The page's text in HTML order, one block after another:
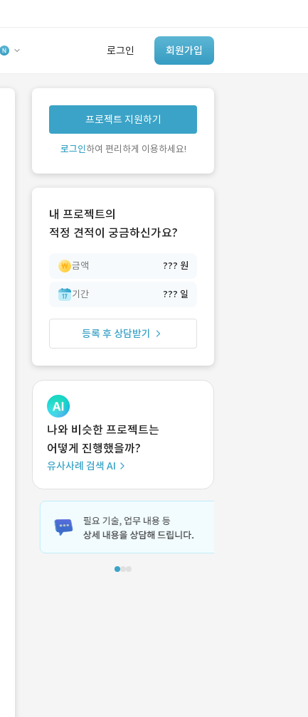
로그인 회원가입
유사사례 검색 AI
‘이런 거’ 만들어본
개발 회사 있어?
프로젝트 지원하기
로그인하여 편리하게 이용하세요!
내 프로젝트의
적정 견적이 궁금하신가요?
금액 ??? 원
기간 ??? 일
등록 후 상담받기
나와 비슷한 프로젝트는
어떻게 진행했을까?
유사사례 검색 AI